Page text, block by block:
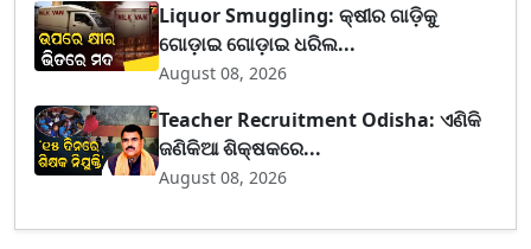
Liquor Smuggling: କ୍ଷୀର ଗାଡ଼ିକୁ
ଗୋଡ଼ାଇ ଗୋଡ଼ାଇ ଧରିଲ...
August 08, 2026
Teacher Recruitment Odisha: ଏଣିକି
ଜଣିକିଆ ଶିକ୍ଷକରେ...
August 08, 2026